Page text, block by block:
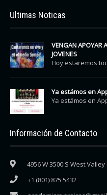
Ultimas Noticas
VENGAN APOYAR
JOVENES
Hoy estaremos
Ya estámos en
Ya estámos en
Información de Contacto
4956 W 3500 S West Valley
+1 (801) 875 5432